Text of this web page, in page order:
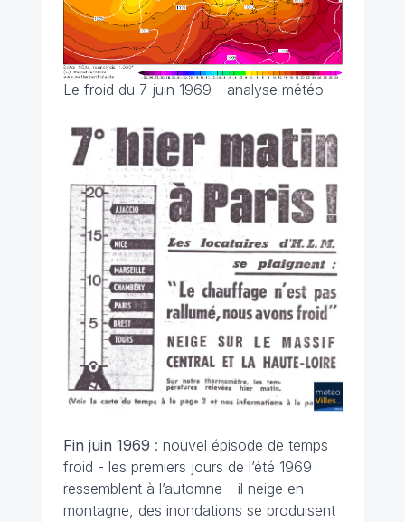
Le froid du 7 juin 1969 - analyse météo
Fin juin 1969 : nouvel épisode de temps
froid - les premiers jours de l’été 1969
ressemblent à l’automne - il neige en
montagne, des inondations se produisent